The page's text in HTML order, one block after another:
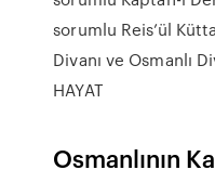
sorumlu Reis’ül
Divanı ve Osmanlı
HAYAT
Osmanlının